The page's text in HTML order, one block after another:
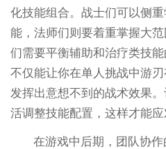
化技能组合。战士们可以侧
能，法师们则要着重掌握大
们需要平衡辅助和治疗类技
不仅能让你在单人挑战中游
发挥出意想不到的战术效果
活调整技能配置，这样才能应
在游戏中后期，团队协